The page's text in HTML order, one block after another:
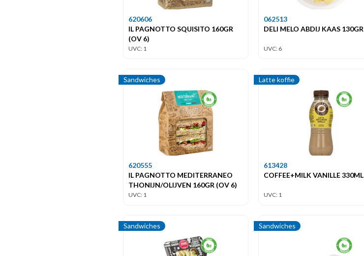
620606
IL PAGNOTTO SQUISITO 160GR
(OV 6)
UVC: 1
062513
DELI MELO ABDIJ KAAS 130GR
UVC: 6
Sandwiches
620555
IL PAGNOTTO MEDITERRANEO
THONIJN/OLIJVEN 160GR (OV 6)
UVC: 1
Latte koffie
613428
COFFEE+MILK VANILLE 330ML
UVC: 1
Sandwiches Sandwiches